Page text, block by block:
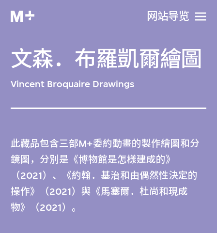
网站导览
文森．布羅凱爾繪圖
Vincent Broquaire Drawings
此藏品包含三部M+委約動畫的製作繪圖和分
鏡圖，分別是《博物館是怎樣建成的》
（2021）、《約翰．基治和由偶然性決定的
操作》（2021）與《馬塞爾．杜尚和現成
物》（2021）。